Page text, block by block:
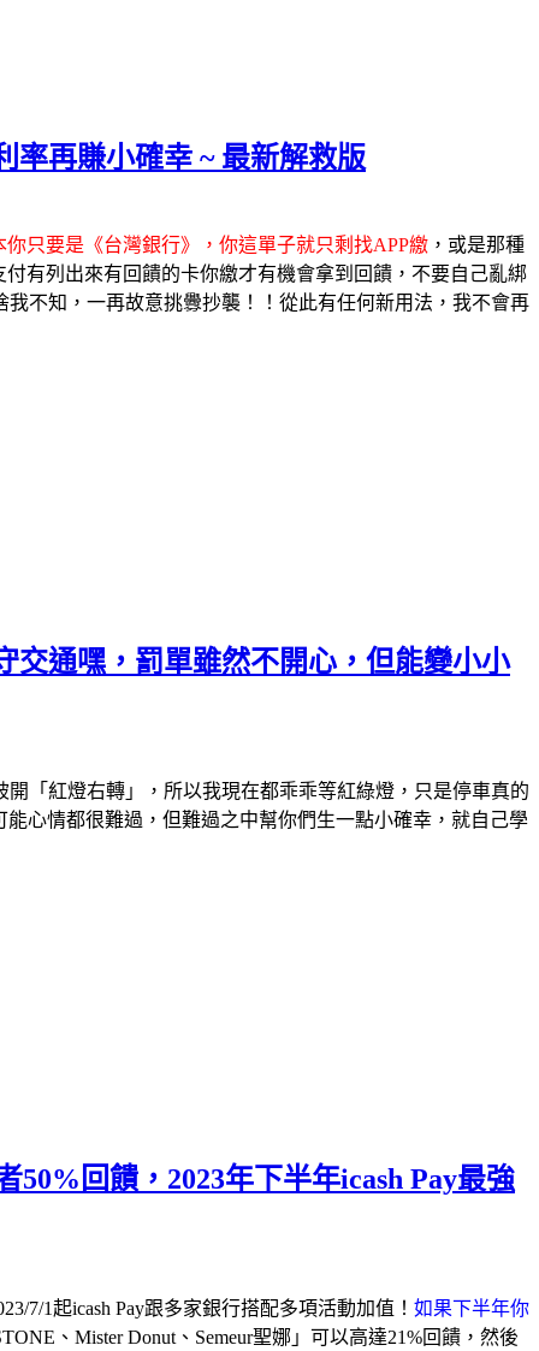
率再賺小確幸 ~ 最新解救版
只要是《台灣銀行》，你這單子就只剩找APP繳 ，或是那種
付有列出來有回饋的卡你繳才有機會拿到回饋，不要自己亂綁
不知，一再故意挑釁抄襲！！從此有任何新用法，我不會再
交通嘿，罰單雖然不開心，但能變小小
「紅燈右轉」，所以我現在都乖乖等紅綠燈，只是停車真的
心情都很難過，但難過之中幫你們生一點小確幸，就自己學
50%回饋，2023年下半年icash Pay最強
7/1起icash Pay跟多家銀行搭配多項活動加值！ 如果下半年你
、Mister Donut、Semeur聖娜」可以高達21%回饋，然後